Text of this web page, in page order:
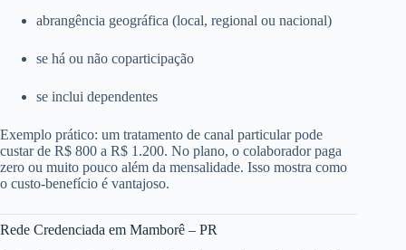
abrangência geográfica (local, regional ou nacional)
se há ou não coparticipação
se inclui dependentes
Exemplo prático: um tratamento de canal particular pode
custar de R$ 800 a R$ 1.200. No plano, o colaborador paga
zero ou muito pouco além da mensalidade. Isso mostra como
o custo-benefício é vantajoso.
Rede Credenciada em Mamborê – PR